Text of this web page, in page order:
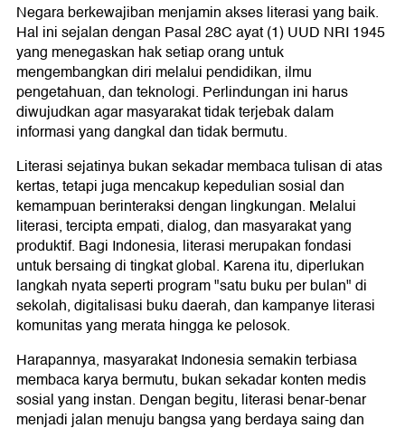
Negara berkewajiban menjamin akses literasi yang baik.
Hal ini sejalan dengan Pasal 28C ayat (1) UUD NRI 1945
yang menegaskan hak setiap orang untuk
mengembangkan diri melalui pendidikan, ilmu
pengetahuan, dan teknologi. Perlindungan ini harus
diwujudkan agar masyarakat tidak terjebak dalam
informasi yang dangkal dan tidak bermutu.
Literasi sejatinya bukan sekadar membaca tulisan di atas
kertas, tetapi juga mencakup kepedulian sosial dan
kemampuan berinteraksi dengan lingkungan. Melalui
literasi, tercipta empati, dialog, dan masyarakat yang
produktif. Bagi Indonesia, literasi merupakan fondasi
untuk bersaing di tingkat global. Karena itu, diperlukan
langkah nyata seperti program "satu buku per bulan" di
sekolah, digitalisasi buku daerah, dan kampanye literasi
komunitas yang merata hingga ke pelosok.
Harapannya, masyarakat Indonesia semakin terbiasa
membaca karya bermutu, bukan sekadar konten medis
sosial yang instan. Dengan begitu, literasi benar-benar
menjadi jalan menuju bangsa yang berdaya saing dan